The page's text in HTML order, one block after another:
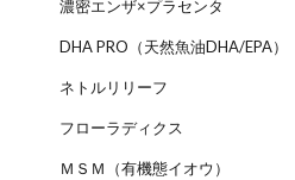
濃密エンザ×プラセンタ
DHA PRO（天然魚油DHA/EPA）
ネトルリリーフ
フローラディクス
ＭＳＭ（有機態イオウ）